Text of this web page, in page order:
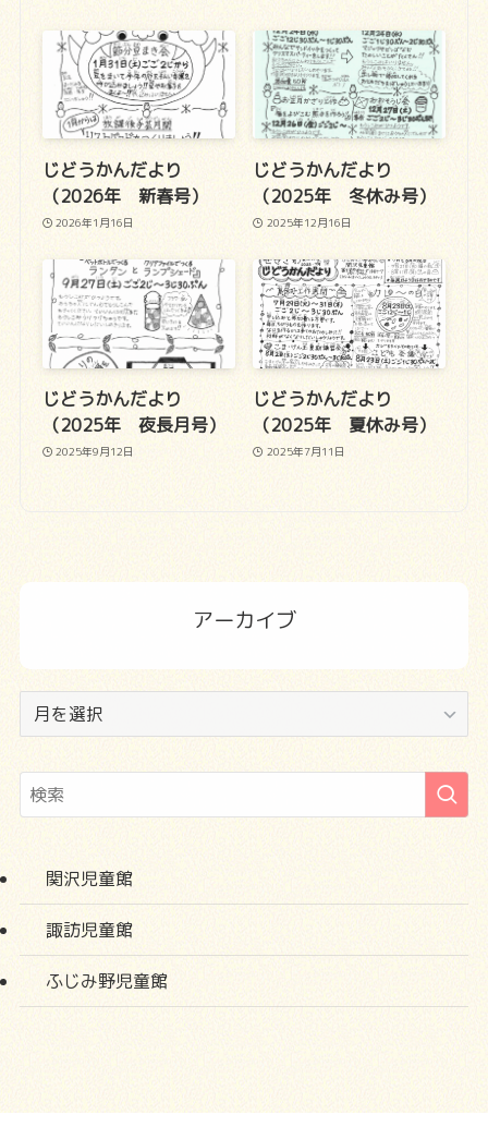
じどうかんだより
（2026年 新春号）
2026年1月16日
じどうかんだより
（2025年 冬休み号）
2025年12月16日
じどうかんだより
（2025年 夜長月号）
2025年9月12日
じどうかんだより
（2025年 夏休み号）
2025年7月11日
アーカイブ
ー
カ
イ
ブ
関沢児童館
諏訪児童館
ふじみ野児童館